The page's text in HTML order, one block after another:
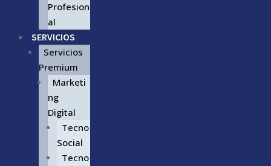
Profesion
al
SERVICIOS
Servicios
Premium
Marketi
ng
Digital
Tecno
Social
Tecno